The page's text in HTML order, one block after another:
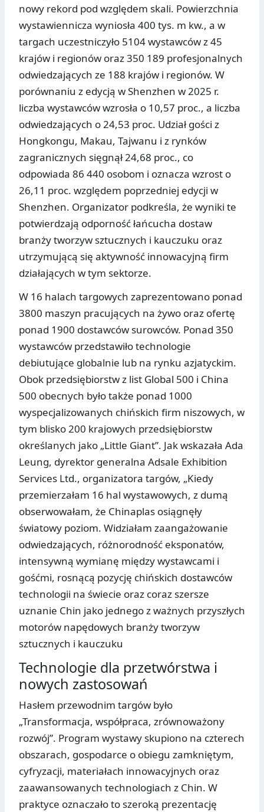
nowy rekord pod względem skali. Powierzchnia
wystawiennicza wyniosła 400 tys. m kw., a w
targach uczestniczyło 5104 wystawców z 45
krajów i regionów oraz 350 189 profesjonalnych
odwiedzających ze 188 krajów i regionów. W
porównaniu z edycją w Shenzhen w 2025 r.
liczba wystawców wzrosła o 10,57 proc., a liczba
odwiedzających o 24,53 proc. Udział gości z
Hongkongu, Makau, Tajwanu i z rynków
zagranicznych sięgnął 24,68 proc., co
odpowiada 86 440 osobom i oznacza wzrost o
26,11 proc. względem poprzedniej edycji w
Shenzhen. Organizator podkreśla, że wyniki te
potwierdzają odporność łańcucha dostaw
branży tworzyw sztucznych i kauczuku oraz
utrzymującą się aktywność innowacyjną firm
działających w tym sektorze.
W 16 halach targowych zaprezentowano ponad
3800 maszyn pracujących na żywo oraz ofertę
ponad 1900 dostawców surowców. Ponad 350
wystawców przedstawiło technologie
debiutujące globalnie lub na rynku azjatyckim.
Obok przedsiębiorstw z list Global 500 i China
500 obecnych było także ponad 1000
wyspecjalizowanych chińskich firm niszowych, w
tym blisko 200 krajowych przedsiębiorstw
określanych jako „Little Giant”. Jak wskazała Ada
Leung, dyrektor generalna Adsale Exhibition
Services Ltd., organizatora targów, „Kiedy
przemierzałam 16 hal wystawowych, z dumą
obserwowałam, że Chinaplas osiągnęły
światowy poziom. Widziałam zaangażowanie
odwiedzających, różnorodność eksponatów,
intensywną wymianę między wystawcami i
gośćmi, rosnącą pozycję chińskich dostawców
technologii na świecie oraz coraz szersze
uznanie Chin jako jednego z ważnych przyszłych
motorów napędowych branży tworzyw
sztucznych i kauczuku
Technologie dla przetwórstwa i
nowych zastosowań
Hasłem przewodnim targów było
„Transformacja, współpraca, zrównoważony
rozwój”. Program wystawy skupiono na czterech
obszarach, gospodarce o obiegu zamkniętym,
cyfryzacji, materiałach innowacyjnych oraz
zaawansowanych technologiach z Chin. W
praktyce oznaczało to szeroką prezentację